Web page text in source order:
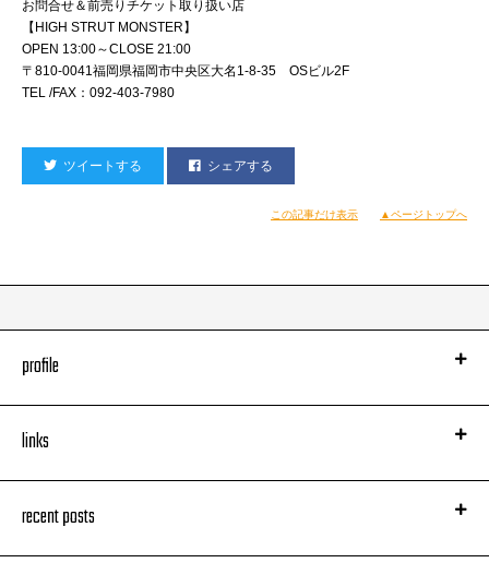
お問合せ＆前売りチケット取り扱い店
【HIGH STRUT MONSTER】
OPEN 13:00～CLOSE 21:00
〒810-0041福岡県福岡市中央区大名1-8-35 OSビル2F
TEL /FAX：092-403-7980
ツイートする シェアする
この記事だけ表示 ▲ページトップへ
profile
links
recent posts